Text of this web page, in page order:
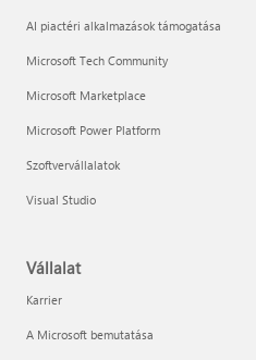
AI piactéri alkalmazások támogatása
Microsoft Tech Community
Microsoft Marketplace
Microsoft Power Platform
Szoftvervállalatok
Visual Studio
Vállalat
Karrier
A Microsoft bemutatása